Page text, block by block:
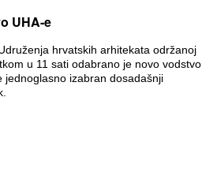
UHA-e
hrvatskih arhitekata održanoj
u 11 sati odabrano je novo vodstvo
jednoglasno izabran dosadašnji